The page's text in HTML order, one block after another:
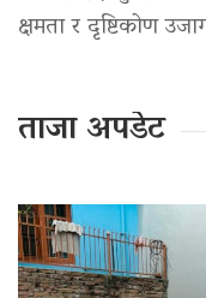
क्षमता र दृष्टिकोण
ताजा अपडेट